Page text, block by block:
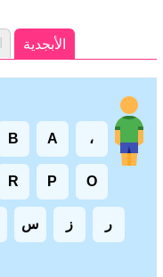
الأبجدية
، A
B
O
P
R
ر ز س